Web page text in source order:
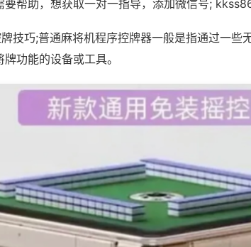
帮助，想获取一对一指导，添加微信号;
技巧;普通麻将机程序控牌器一般是指通过一些
功能的设备或工具。